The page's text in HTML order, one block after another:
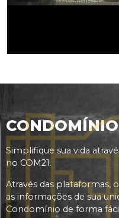
Simplifique sua vida
no COM21.
Através das plataformas,
as informações de sua
Condomínio de forma